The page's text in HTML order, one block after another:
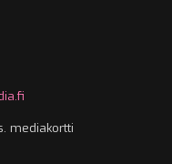
mediakortti